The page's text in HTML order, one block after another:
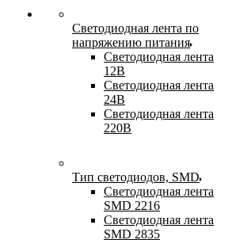
Светодиодная лента по
напряжению питания
Светодиодная лента
12В
Светодиодная лента
24В
Светодиодная лента
220В
Тип светодиодов, SMD
Cветодиодная лента
SMD 2216
Светодиодная лента
SMD 2835